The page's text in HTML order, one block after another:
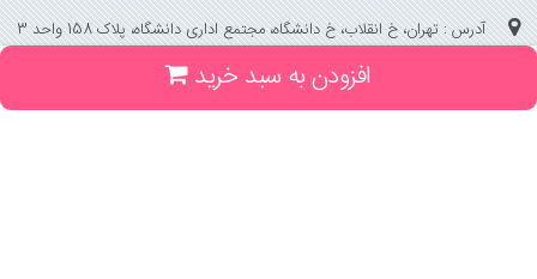
افزودن به سبد خرید
آدرس : تهران، خ انقلاب، خ دانشگاه، مجتمع اداری دانشگاه، پلاک 158 واحد 3
تماس حاصل فرمایید)